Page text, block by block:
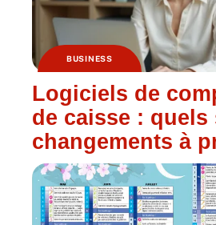
BUSINESS
Logiciels de
de caisse : quels
changements à